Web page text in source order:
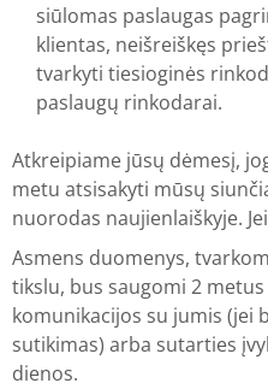
siūlomas paslaugas
klientas, neišreiškęs
tvarkyti tiesioginės
paslaugų rinkodarai.
Atkreipiame jūsų dėmesį,
metu atsisakyti mūsų
nuorodas naujienlaiškyje.
Asmens duomenys,
tikslu, bus saugomi 2
komunikacijos su jumis (jei
sutikimas) arba sutarties
dienos.